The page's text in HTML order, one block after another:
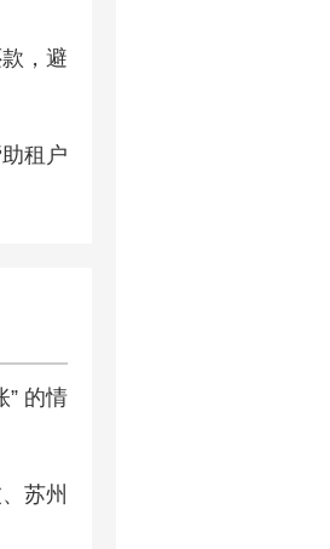
，避
租户
” 的情
苏州